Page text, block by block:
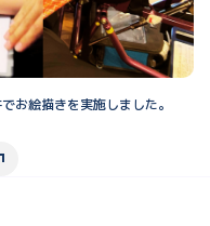
お絵描きを実施しました。